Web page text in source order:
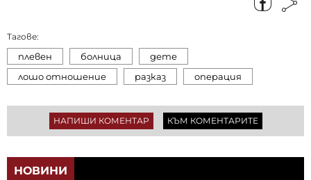
Тагове:
плевен болница
дете
лошо отношение
разказ операция
НАПИШИ КОМЕНТАР КЪМ КОМЕНТАРИТЕ
НОВИНИ